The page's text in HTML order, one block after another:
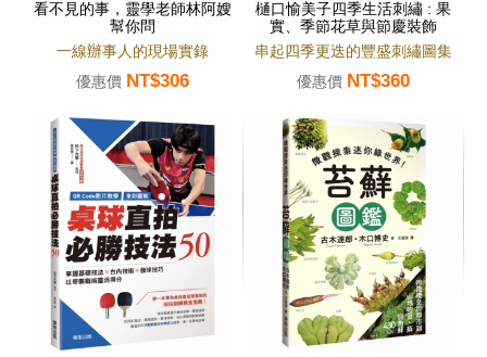
看不見的事，靈學老師林阿嫂
幫你問
一線辦事人的現場實錄
優惠價 NT$306
樋口愉美子四季生活刺繡 : 果
實、季節花草與節慶裝飾
串起四季更迭的豐盛刺繡圖集
優惠價 NT$360